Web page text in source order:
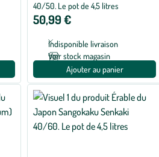
40/50. Le pot de 4,5 litres
50,99 €
Indisponible livraison
Voir stock magasin
Ajouter au panier